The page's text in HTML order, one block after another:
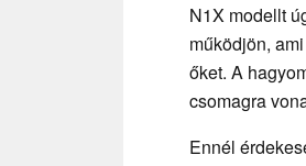
N1X modellt
működjön,
őket. A
csomagra
Ennél